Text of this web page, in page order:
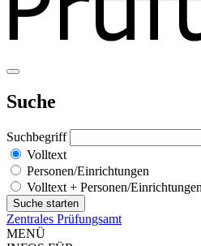
Suche
Suchbegriff
Volltext
Personen/Einrichtungen
Volltext + Personen/Einrichtungen
Zentrales Prüfungsamt
MENÜ